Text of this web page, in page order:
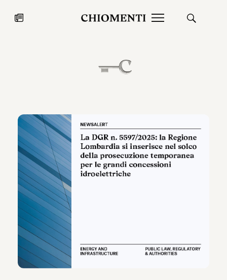
27 LUG 2026
Fondazione Torlonia inaugura la
mostra Marmora Romana
ampliando gli spazi espositivi
dell’Antiquarium di Villa Albani
Torlonia
Leggi tutto